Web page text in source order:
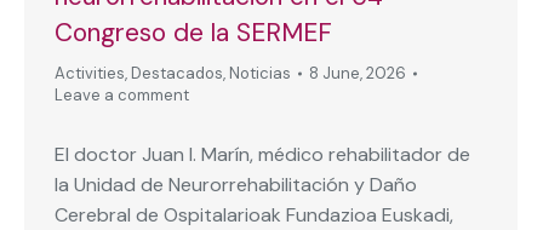
Congreso de la SERMEF
Activities, Destacados, Noticias
8 June, 2026
Leave a comment
El doctor Juan I. Marín, médico rehabilitador de
la Unidad de Neurorrehabilitación y Daño
Cerebral de Ospitalarioak Fundazioa Euskadi,